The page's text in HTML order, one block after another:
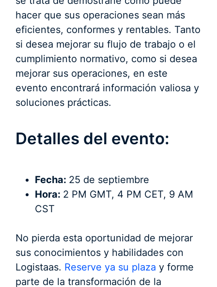
hacer que sus operaciones sean más
eficientes, conformes y rentables. Tanto
si desea mejorar su flujo de trabajo o el
cumplimiento normativo, como si desea
mejorar sus operaciones, en este
evento encontrará información valiosa y
soluciones prácticas.
Detalles del evento:
Fecha: 25 de septiembre
Hora: 2 PM GMT, 4 PM CET, 9 AM
CST
No pierda esta oportunidad de mejorar
sus conocimientos y habilidades con
Logistaas. Reserve ya su plaza y forme
parte de la transformación de la